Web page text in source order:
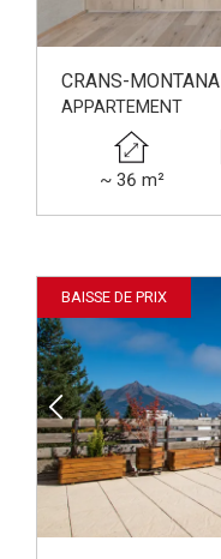
CRANS-MONTANA
APPARTEMENT
~ 36 m²
BAISSE DE PRIX